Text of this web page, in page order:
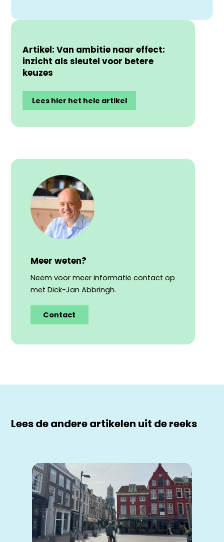
Artikel: Van ambitie naar effect:
inzicht als sleutel voor betere
keuzes
Lees hier het hele artikel
Meer weten?
Neem voor meer informatie contact op
met Dick-Jan Abbringh.
Contact
Lees de andere artikelen uit de reeks